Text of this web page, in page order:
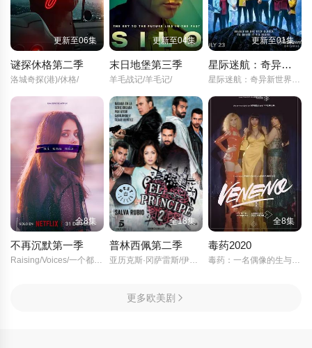
更新至06集
谜探休格第二季
洛城奇探(港)/休格/
更新至04集
末日地堡第三季
羊毛战记/羊毛记/
更新至01集
星际迷航：奇异新世界第四季
星际迷航：奇异新世界最终季/
全8集
不再沉默第一季
Raising/Voices/一个都不能多/
全18集
普林西佩第二季
亚历克斯·冈萨雷斯/伊巴·阿布克/何塞·科罗纳多/鲁本·科尔达达/斯塔尼·科佩/波·杜拉/赫苏斯·卡斯特罗/
全8集
毒药2020
毒药：一名偶像的生与死/Veneno/
更多欧美剧